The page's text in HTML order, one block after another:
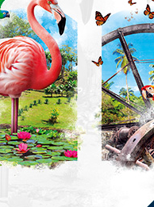
Martinique Comedy
du Festival
proposons de les
coachés par
Club est une
dédiée aux
une rencontre